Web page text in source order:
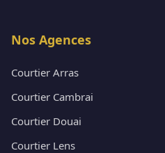
Nos Agences
Courtier Arras
Courtier Cambrai
Courtier Douai
Courtier Lens